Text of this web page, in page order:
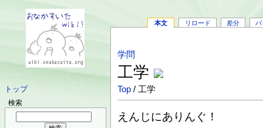
トップ
検索
本文 リロード 差分 バ
学問
工学
Top / 工学
えんじにありんぐ！